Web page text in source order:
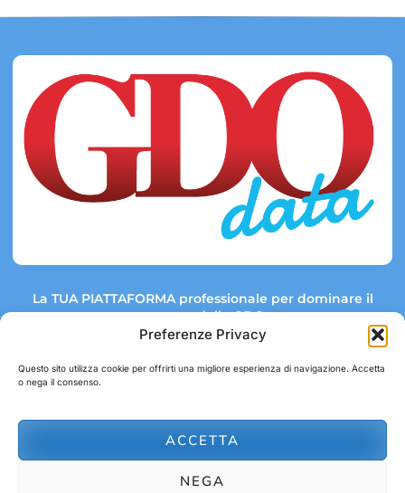
Preferenze Privacy
Questo sito utilizza cookie per offrirti una migliore esperienza di navigazione. Accetta
o nega il consenso.
ACCETTA
NEGA
La TUA PIATTAFORMA professionale per dominare il
mercato della GDO.
Link rapidi:
abbonamenti@gdodata.it